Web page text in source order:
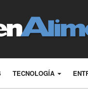
TECNOLOGÍA